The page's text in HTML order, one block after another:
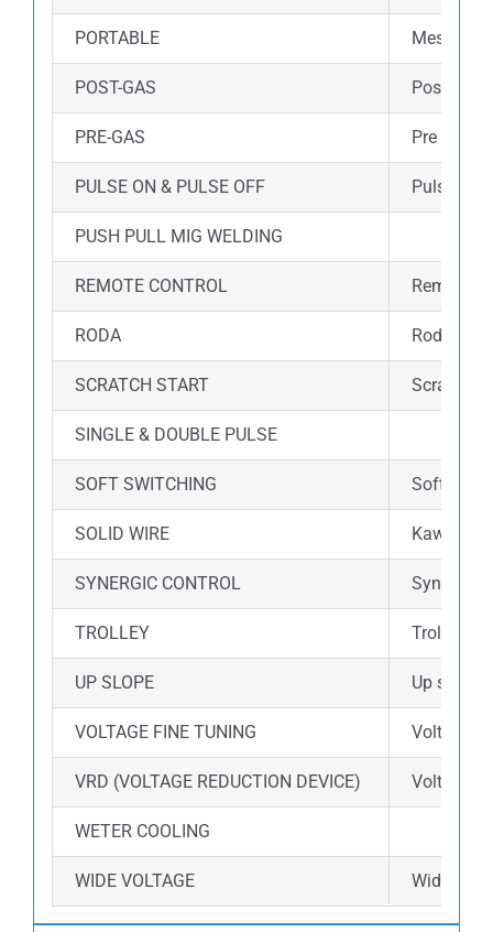
PORTABLE Mesin las
POST-GAS Post gas
PRE-GAS Pre gas
PULSE ON & PULSE OFF Pulse
PUSH PULL MIG WELDING
REMOTE CONTROL Remote
RODA Roda
SCRATCH START Scratch
SINGLE & DOUBLE PULSE
SOFT SWITCHING Soft
SOLID WIRE Kawat ini
SYNERGIC CONTROL Synergic
TROLLEY Trolley
UP SLOPE Up slope
VOLTAGE FINE TUNING Voltage
VRD (VOLTAGE REDUCTION DEVICE) Voltage
WETER COOLING
WIDE VOLTAGE Wide